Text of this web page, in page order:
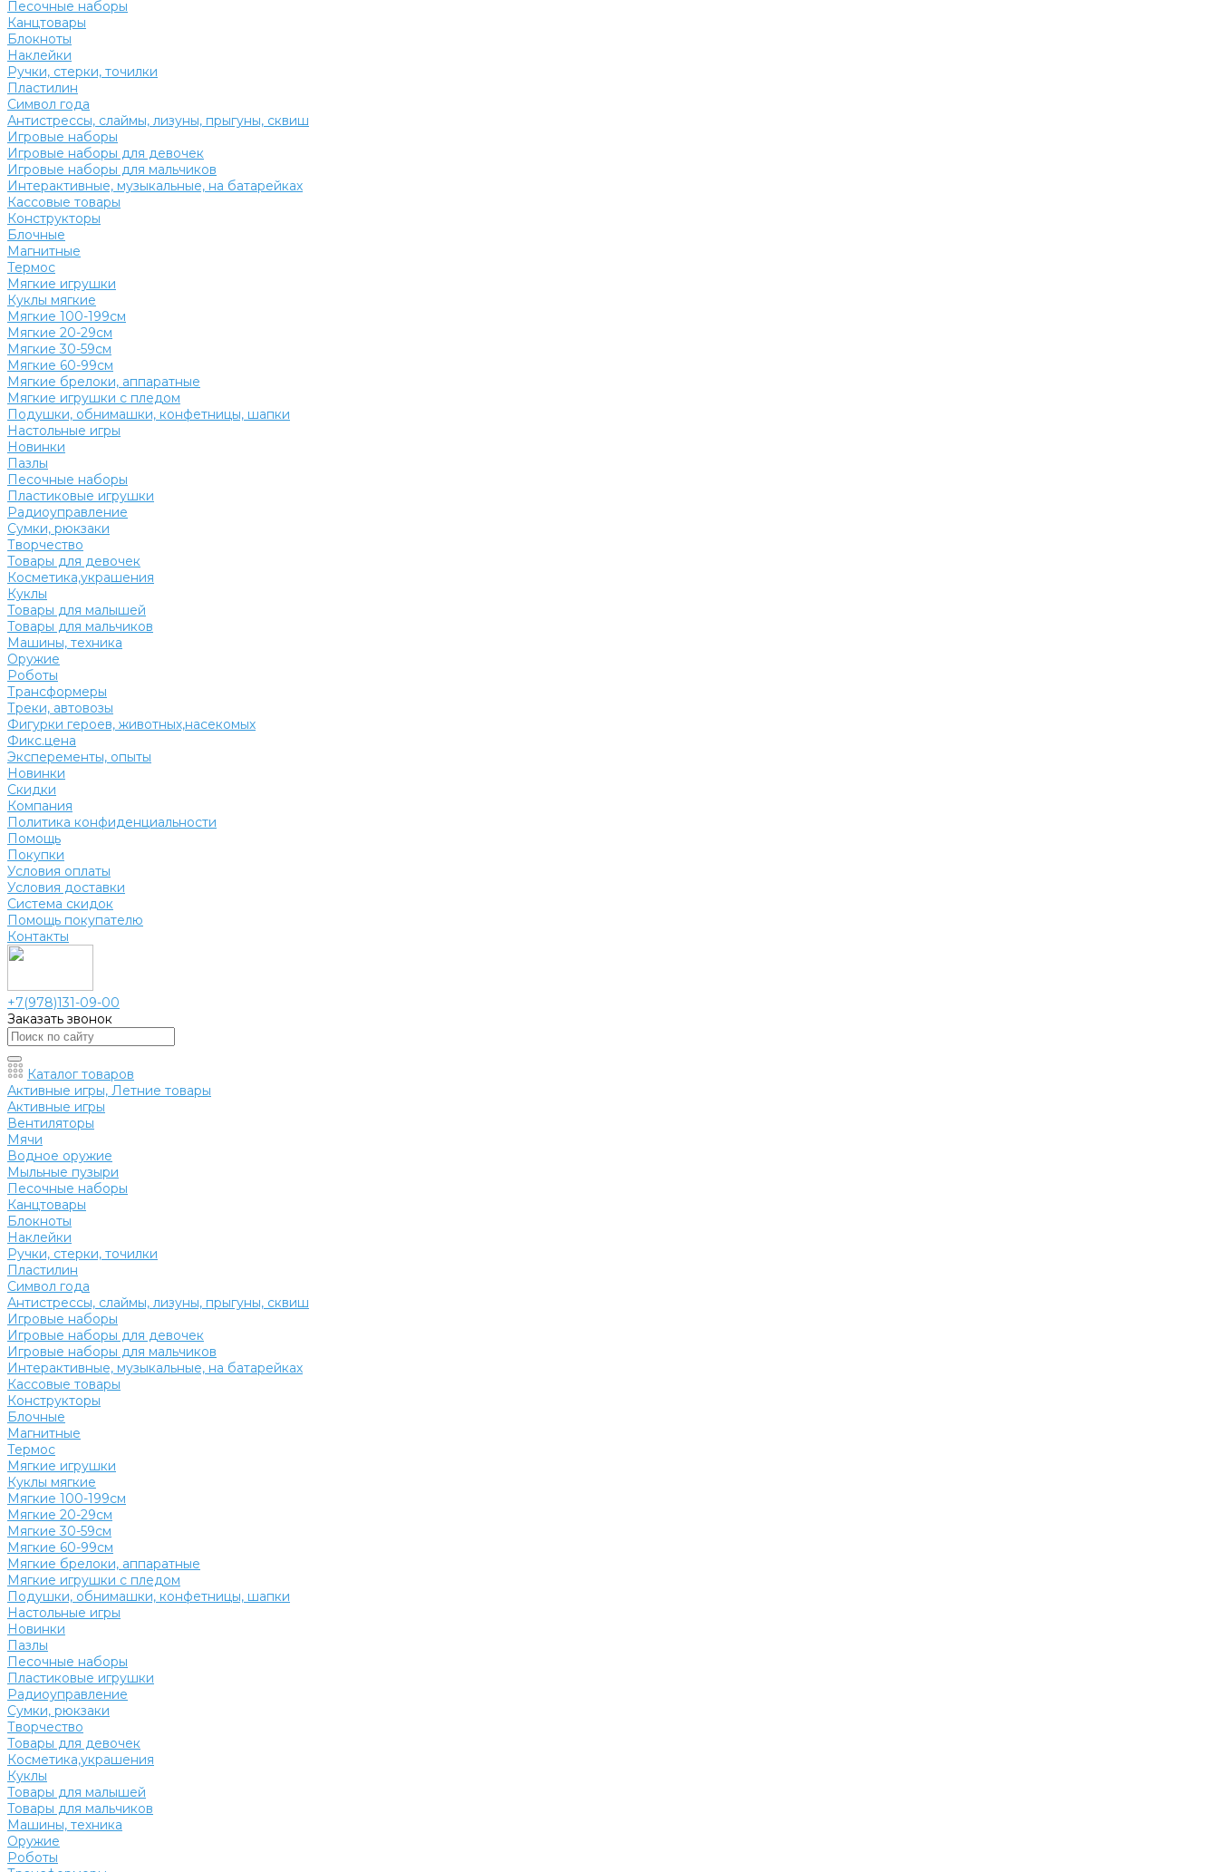
Песочные наборы
Канцтовары
Блокноты
Наклейки
Ручки, стерки, точилки
Пластилин
Символ года
Антистрессы, слаймы, лизуны, прыгуны, сквиш
Игровые наборы
Игровые наборы для девочек
Игровые наборы для мальчиков
Интерактивные, музыкальные, на батарейках
Кассовые товары
Конструкторы
Блочные
Магнитные
Термос
Мягкие игрушки
Куклы мягкие
Мягкие 100-199см
Мягкие 20-29см
Мягкие 30-59см
Мягкие 60-99см
Мягкие брелоки, аппаратные
Мягкие игрушки с пледом
Подушки, обнимашки, конфетницы, шапки
Настольные игры
Новинки
Пазлы
Песочные наборы
Пластиковые игрушки
Радиоуправление
Сумки, рюкзаки
Творчество
Товары для девочек
Косметика,украшения
Куклы
Товары для малышей
Товары для мальчиков
Машины, техника
Оружие
Роботы
Трансформеры
Треки, автовозы
Фигурки героев, животных,насекомых
Фикс.цена
Эксперементы, опыты
Новинки
Скидки
Компания
Политика конфиденциальности
Помощь
Покупки
Условия оплаты
Условия доставки
Система скидок
Помощь покупателю
Контакты
+7(978)131-09-00
Заказать звонок
Каталог товаров
Активные игры, Летние товары
Активные игры
Вентиляторы
Мячи
Водное оружие
Мыльные пузыри
Песочные наборы
Канцтовары
Блокноты
Наклейки
Ручки, стерки, точилки
Пластилин
Символ года
Антистрессы, слаймы, лизуны, прыгуны, сквиш
Игровые наборы
Игровые наборы для девочек
Игровые наборы для мальчиков
Интерактивные, музыкальные, на батарейках
Кассовые товары
Конструкторы
Блочные
Магнитные
Термос
Мягкие игрушки
Куклы мягкие
Мягкие 100-199см
Мягкие 20-29см
Мягкие 30-59см
Мягкие 60-99см
Мягкие брелоки, аппаратные
Мягкие игрушки с пледом
Подушки, обнимашки, конфетницы, шапки
Настольные игры
Новинки
Пазлы
Песочные наборы
Пластиковые игрушки
Радиоуправление
Сумки, рюкзаки
Творчество
Товары для девочек
Косметика,украшения
Куклы
Товары для малышей
Товары для мальчиков
Машины, техника
Оружие
Роботы